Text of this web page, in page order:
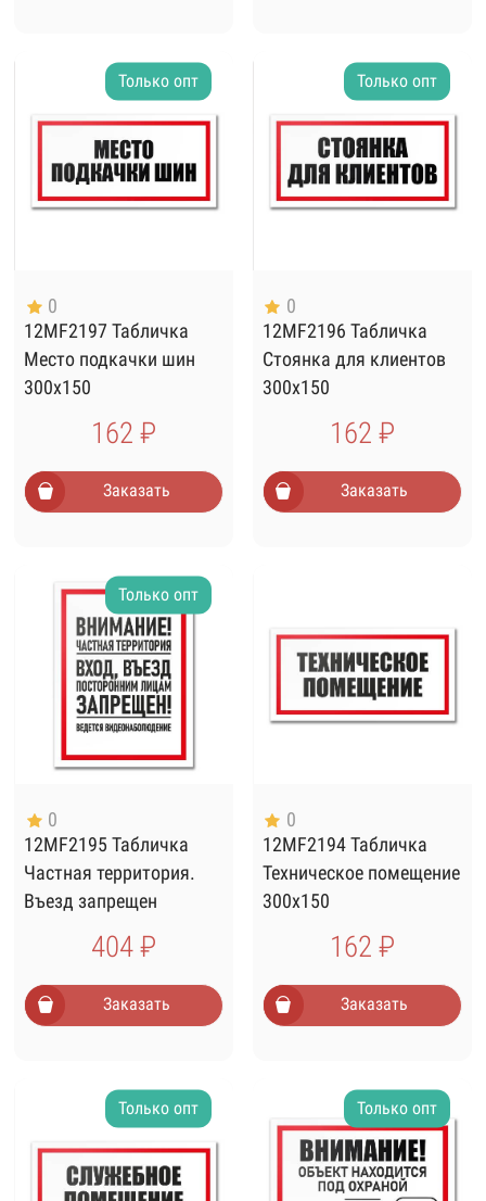
Только опт
0
12MF2197 Табличка
Место подкачки шин
300х150
162 ₽
Заказать
Только опт
0
12MF2196 Табличка
Стоянка для клиентов
300х150
162 ₽
Заказать
Только опт
0
12MF2195 Табличка
Частная территория.
Въезд запрещен
404 ₽
Заказать
0
12MF2194 Табличка
Техническое помещение
300х150
162 ₽
Заказать
Только опт Только опт